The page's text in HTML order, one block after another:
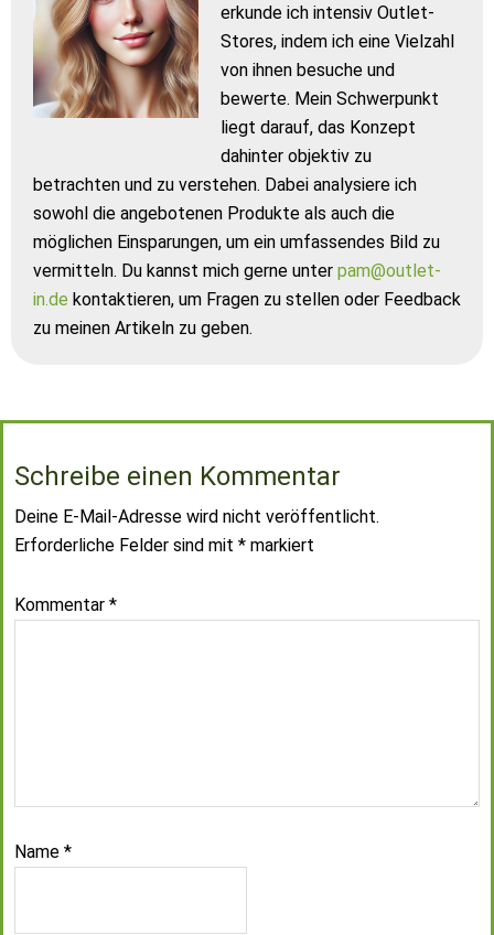
erkunde ich intensiv Outlet-
Stores, indem ich eine Vielzahl
von ihnen besuche und
bewerte. Mein Schwerpunkt
liegt darauf, das Konzept
dahinter objektiv zu
betrachten und zu verstehen. Dabei analysiere ich
sowohl die angebotenen Produkte als auch die
möglichen Einsparungen, um ein umfassendes Bild zu
vermitteln. Du kannst mich gerne unter pam@outlet-
in.de kontaktieren, um Fragen zu stellen oder Feedback
zu meinen Artikeln zu geben.
Schreibe einen Kommentar
Deine E-Mail-Adresse wird nicht veröffentlicht.
Erforderliche Felder sind mit * markiert
Kommentar *
Name *